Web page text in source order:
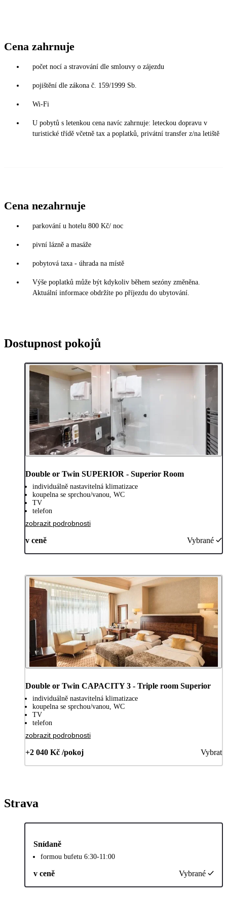
Cena zahrnuje
počet nocí a stravování dle smlouvy o zájezdu
pojištění dle zákona č. 159/1999 Sb.
Wi-Fi
U pobytů s letenkou cena navíc zahrnuje: leteckou dopravu v
turistické třídě včetně tax a poplatků, privátní transfer z/na letiště
Cena nezahrnuje
parkování u hotelu 800 Kč/ noc
pivní lázně a masáže
pobytová taxa - úhrada na místě
Výše poplatků může být kdykoliv během sezóny změněna.
Aktuální informace obdržíte po příjezdu do ubytování.
Dostupnost pokojů
Double or Twin SUPERIOR - Superior Room
individuálně nastavitelná klimatizace
koupelna se sprchou/vanou, WC
TV
telefon
zobrazit podrobnosti
v ceně Vybrané
Double or Twin CAPACITY 3 - Triple room Superior
individuálně nastavitelná klimatizace
koupelna se sprchou/vanou, WC
TV
telefon
zobrazit podrobnosti
+2 040 Kč /pokoj Vybrat
Strava
Snídaně
formou bufetu 6:30-11:00
v ceně Vybrané